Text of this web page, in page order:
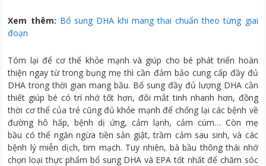
Xem thêm: Bổ sung DHA khi mang thai chuẩn theo từng giai
đoạn
Tóm lại để cơ thể khỏe mạnh và giúp cho bé phát triển hoàn
thiện ngay từ trong bụng mẹ thì cần đảm bảo cung cấp đầy đủ
DHA trong thời gian mang bầu. Bổ sung đầy đủ lượng DHA cần
thiết giúp bé có trí nhớ tốt hơn, đôi mắt tinh nhanh hơn, đồng
thời cơ thể của trẻ cũng đủ khỏe mạnh để chống lại các bệnh về
đường hô hấp, bệnh dị ứng, cảm lạnh, cảm cúm… Còn mẹ
bầu có thể ngăn ngừa tiền sản giật, trầm cảm sau sinh, và các
bệnh lý miễn dịch, tim mạch. Tuy nhiên, bà bầu thông thái nhớ
chọn loại thực phẩm bổ sung DHA và EPA tốt nhất để chăm sóc